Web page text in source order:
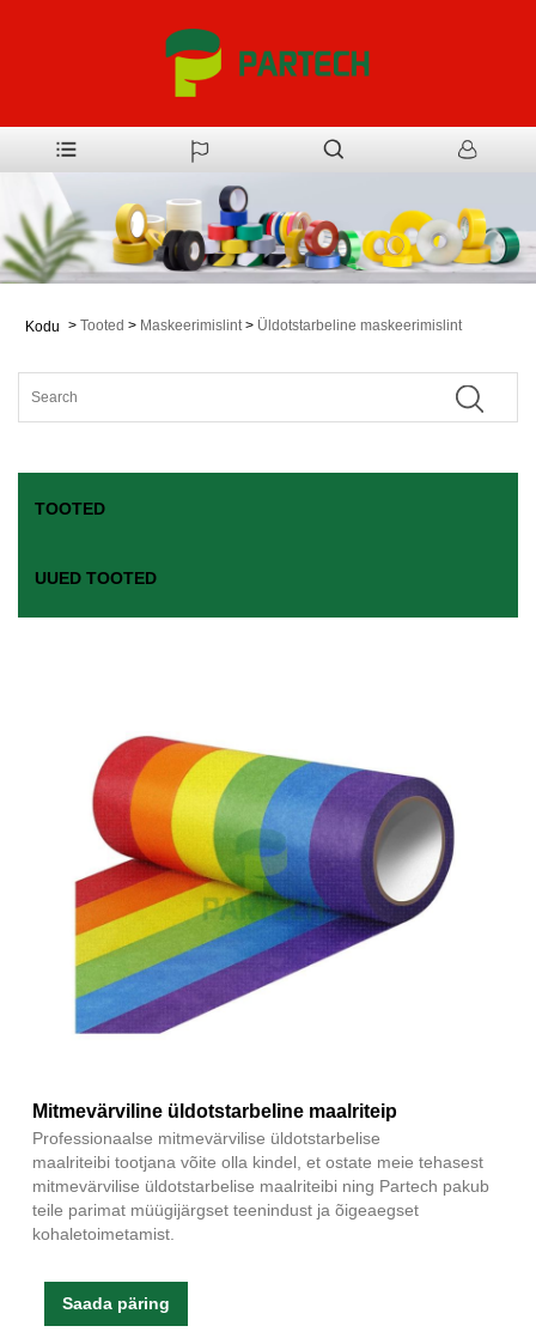
Kodu > Tooted > Maskeerimislint> Üldotstarbeline maskeerimislint
TOOTED
UUED TOOTED
Mitmevärviline üldotstarbeline maalriteip
Professionaalse mitmevärvilise üldotstarbelise
maalriteibi tootjana võite olla kindel, et ostate meie tehasest
mitmevärvilise üldotstarbelise maalriteibi ning Partech pakub
teile parimat müügijärgset teenindust ja õigeaegset
kohaletoimetamist.
Saada päring